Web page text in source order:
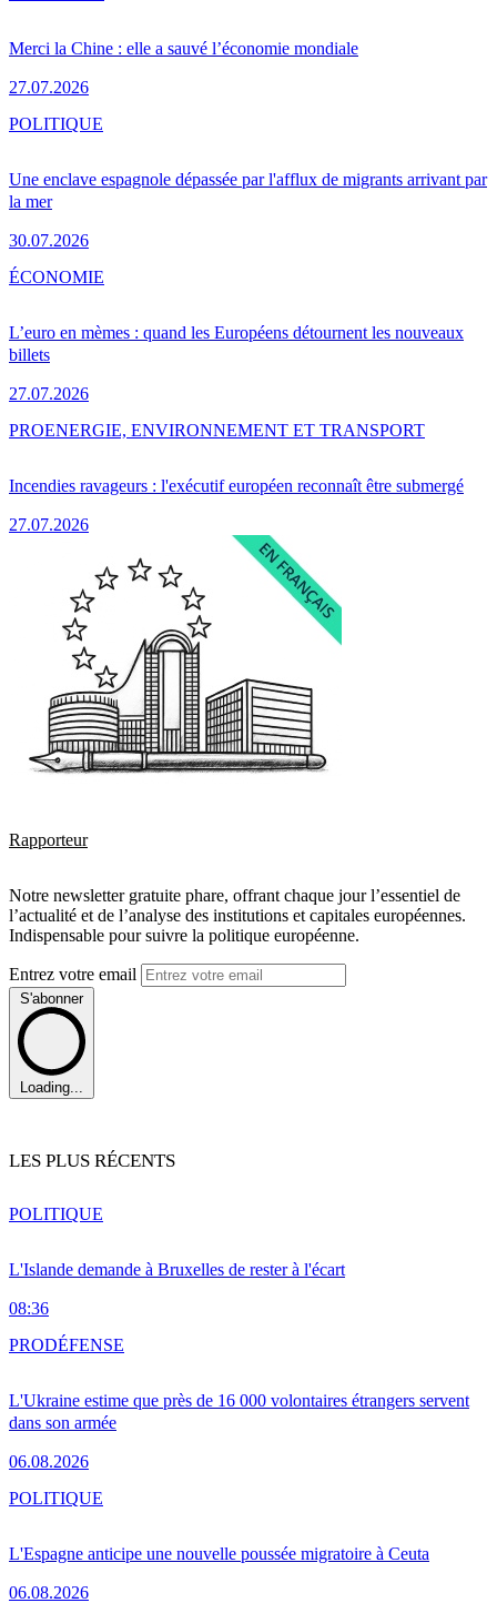
Merci la Chine : elle a sauvé l’économie mondiale
27.07.2026
Une enclave espagnole dépassée par l'afflux de migrants arrivant par
la mer
30.07.2026
POLITIQUE
L’euro en mèmes : quand les Européens détournent les nouveaux
billets
27.07.2026
ÉCONOMIE
Incendies ravageurs : l'exécutif européen reconnaît être submergé
27.07.2026
PROENERGIE, ENVIRONNEMENT ET TRANSPORT
Rapporteur
Notre newsletter gratuite phare, offrant chaque jour l’essentiel de
l’actualité et de l’analyse des institutions et capitales européennes.
Indispensable pour suivre la politique européenne.
Entrez votre email
S'abonner
Loading...
LES PLUS RÉCENTS
L'Islande demande à Bruxelles de rester à l'écart
08:36
POLITIQUE
L'Ukraine estime que près de 16 000 volontaires étrangers servent
dans son armée
06.08.2026
PRODÉFENSE
L'Espagne anticipe une nouvelle poussée migratoire à Ceuta
06.08.2026
POLITIQUE